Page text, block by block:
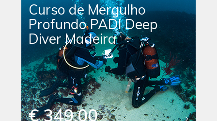
Curso de Mergulho
Profundo PADI Deep
Diver Madeira
€ 349.00